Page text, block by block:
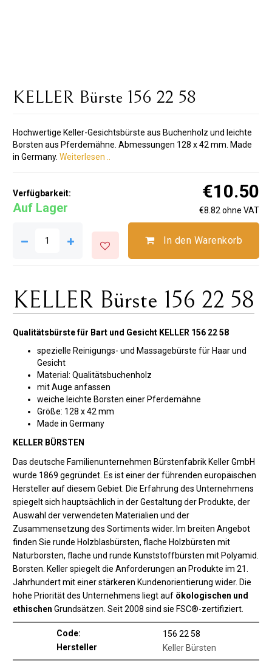
KELLER Bürste 156 22 58
Hochwertige Keller-Gesichtsbürste aus Buchenholz und leichte
Borsten aus Pferdemähne. Abmessungen 128 x 42 mm. Made
in Germany. Weiterlesen ..
Verfügbarkeit:
Auf Lager
€10.50
€8.82 ohne VAT
In den Warenkorb
KELLER Bürste 156 22 58
Qualitätsbürste für Bart und Gesicht KELLER 156 22 58
spezielle Reinigungs- und Massagebürste für Haar und
Gesicht
Material: Qualitätsbuchenholz
mit Auge anfassen
weiche leichte Borsten einer Pferdemähne
Größe: 128 x 42 mm
Made in Germany
KELLER BÜRSTEN
Das deutsche Familienunternehmen Bürstenfabrik Keller GmbH
wurde 1869 gegründet. Es ist einer der führenden europäischen
Hersteller auf diesem Gebiet. Die Erfahrung des Unternehmens
spiegelt sich hauptsächlich in der Gestaltung der Produkte, der
Auswahl der verwendeten Materialien und der
Zusammensetzung des Sortiments wider. Im breiten Angebot
finden Sie runde Holzblasbürsten, flache Holzbürsten mit
Naturborsten, flache und runde Kunststoffbürsten mit Polyamid.
Borsten. Keller spiegelt die Anforderungen an Produkte im 21.
Jahrhundert mit einer stärkeren Kundenorientierung wider. Die
hohe Priorität des Unternehmens liegt auf ökologischen und
ethischen Grundsätzen. Seit 2008 sind sie FSC®-zertifiziert.
Code:
156 22 58
Hersteller
Keller Bürsten